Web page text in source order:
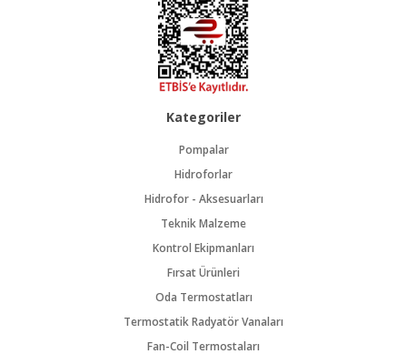
Kategoriler
Pompalar
Hidroforlar
Hidrofor - Aksesuarları
Teknik Malzeme
Kontrol Ekipmanları
Fırsat Ürünleri
Oda Termostatları
Termostatik Radyatör Vanaları
Fan-Coil Termostaları